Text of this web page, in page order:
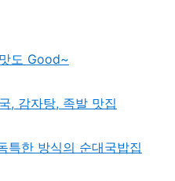
도 Good~
, 감자탕, 족발 맛집
특한 방식의 순대국밥집